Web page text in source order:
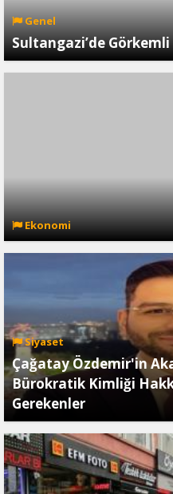
Genel
Sultangazi’de Görkemli
Ekonomi
Siyaset
Çağatay Özdemir'in
Bürokratik Kimliği
Gerekenler